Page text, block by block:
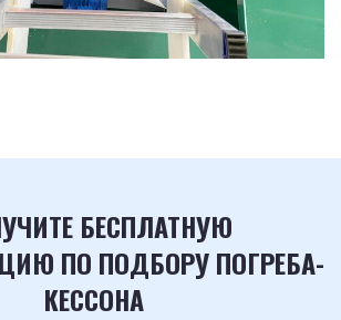
БЕСПЛАТНУЮ
ПО ПОДБОРУ ПОГРЕБА-
КЕССОНА